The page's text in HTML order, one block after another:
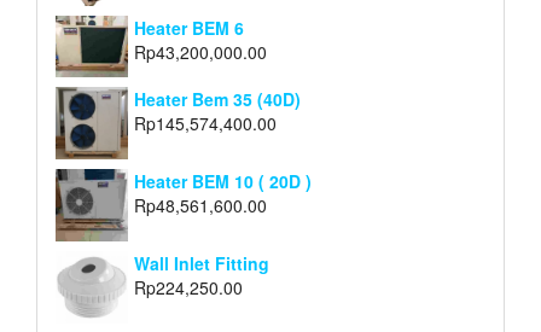
Heater BEM 6
Rp43,200,000.00
Heater Bem 35 (40D)
Rp145,574,400.00
Heater BEM 10 ( 20D )
Rp48,561,600.00
Wall Inlet Fitting
Rp224,250.00